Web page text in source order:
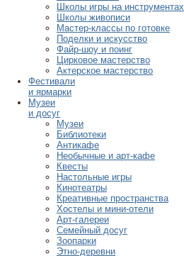
Школы игры на инструментах
Школы живописи
Мастер-классы по готовке
Поделки и искусство
Файр-шоу и поинг
Цирковое мастерство
Актерское мастерство
Фестивали
и ярмарки
Музеи
и досуг
Музеи
Библиотеки
Антикафе
Необычные и арт-кафе
Квесты
Настольные игры
Кинотеатры
Креативные пространства
Хостелы и мини-отели
Арт-галереи
Семейный досуг
Зоопарки
Этно-деревни